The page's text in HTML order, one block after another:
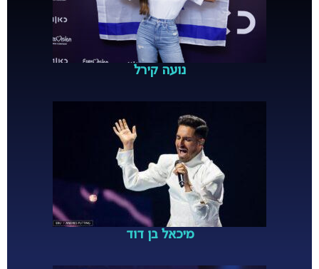
נועה קירל
מיכאל בן דוד